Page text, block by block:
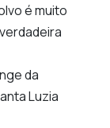
é muito
da
Luzia